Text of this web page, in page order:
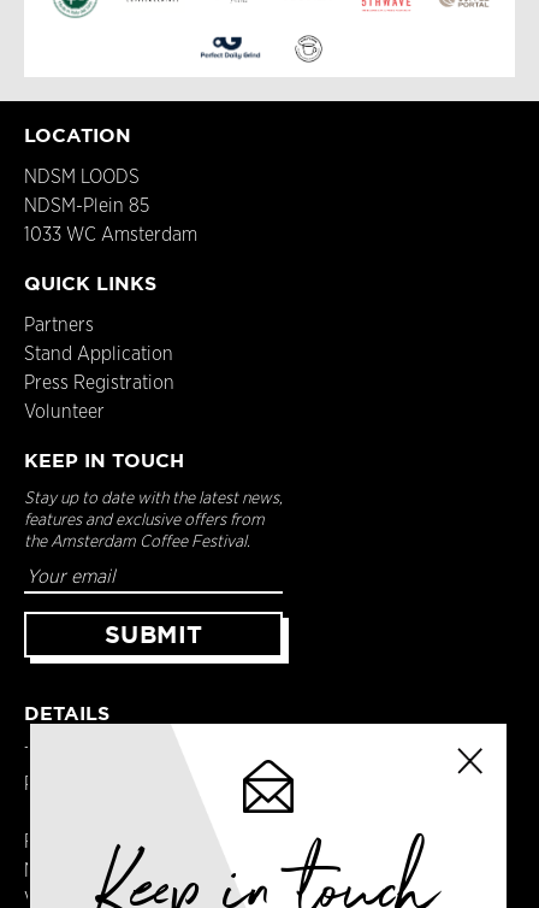
LOCATION
NDSM LOODS
NDSM-Plein 85
1033 WC Amsterdam
QUICK LINKS
Partners
Stand Application
Press Registration
Volunteer
KEEP IN TOUCH
Stay up to date with the latest news,
features and exclusive offers from
the Amsterdam Coffee Festival.
DETAILS
Terms & Conditions
Privacy Policy
Registered in England
No. 14065481
VAT No. GB414061245